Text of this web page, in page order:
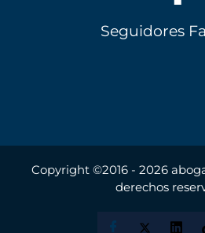
Seguidores
Copyright ©2016 - 2026
derechos